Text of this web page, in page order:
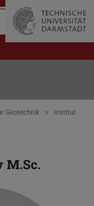
Geotechnik
Institut
M.Sc.